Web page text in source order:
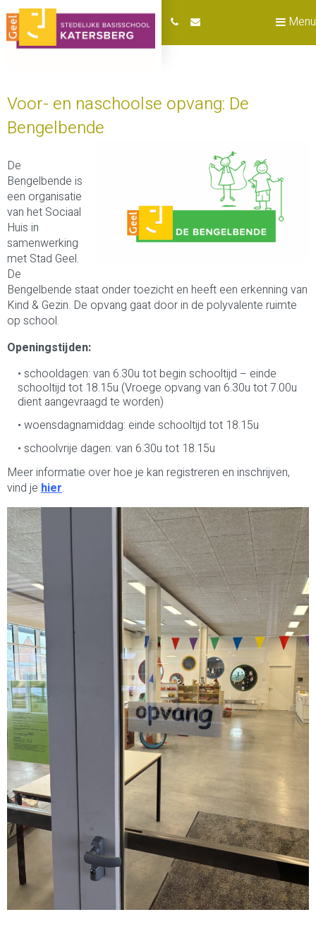
Menu
Voor- en naschoolse opvang: De
Bengelbende
De
Bengelbende is
een organisatie
van het Sociaal
Huis in
samenwerking
met Stad Geel.
De
Bengelbende staat onder toezicht en heeft een erkenning van
Kind & Gezin. De opvang gaat door in de polyvalente ruimte
op school.
Openingstijden:
schooldagen: van 6.30u tot begin schooltijd – einde
schooltijd tot 18.15u (Vroege opvang van 6.30u tot 7.00u
dient aangevraagd te worden)
woensdagnamiddag: einde schooltijd tot 18.15u
schoolvrije dagen: van 6.30u tot 18.15u
Meer informatie over hoe je kan registreren en inschrijven,
vind je hier.